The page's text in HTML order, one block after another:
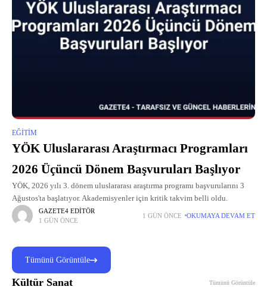
EĞITIM
YÖK Uluslararası Araştırmacı Programları
2026 Üçüncü Dönem Başvuruları Başlıyor
YÖK, 2026 yılı 3. dönem uluslararası araştırma programı başvurularını 3
Ağustos'ta başlatıyor. Akademisyenler için kritik takvim belli oldu.
GAZETE4 EDITÖR
1 GÜN ÖNCE
1 GÜN ÖNCE OKUMAYA DEVAM ET
Tümünü Görüntüle
Kültür Sanat Tümünü Görüntüle